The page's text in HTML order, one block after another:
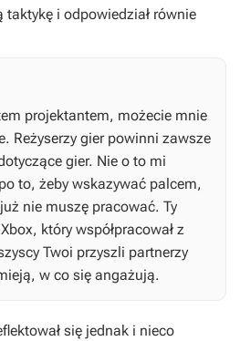
taktykę i odpowiedział równie
projektantem, możecie mnie
Reżyserzy gier powinni zawsze
gier. Nie o to mi
to, żeby wskazywać palcem,
nie muszę pracować. Ty
który współpracował z
Twoi przyszli partnerzy
w co się angażują.
się jednak i nieco